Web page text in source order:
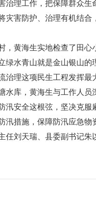
治理工作，把保障群众
灾害防护、治理有机结
黄海生实地检查了田心
绿水青山就是金山银山
治理这项民生工程发挥
库，黄海生与工作人员
汛安全这根弦，坚决克
汛措施，保障防汛应急
刘天瑞、县委副书记朱